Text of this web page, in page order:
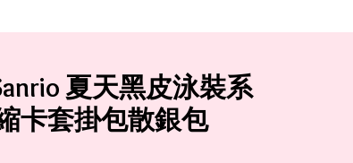
夏天黑皮泳裝系
卡套掛包散銀包